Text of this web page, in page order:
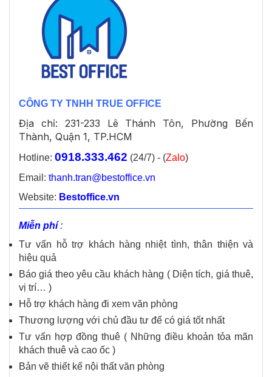
CÔNG TY TNHH TRUE OFFICE
Địa chỉ: 231-233 Lê Thánh Tôn, Phường Bến
Thành, Quận 1, TP.HCM
Hotline: 0918.333.462 (24/7) - (Zalo)
Email: thanh.tran@bestoffice.vn
Website: Bestoffice.vn
Miễn phí:
Tư vấn hỗ trợ khách hàng nhiệt tình, thân thiện và
hiệu quả
Báo giá theo yêu cầu khách hàng ( Diện tích, giá thuê,
vị trí… )
Hỗ trợ khách hàng đi xem văn phòng
Thương lượng với chủ đầu tư để có giá tốt nhất
Tư vấn hợp đồng thuê ( Những điều khoản tỏa mãn
khách thuê và cao ốc )
Bản vẽ thiết kế nội thất văn phòng